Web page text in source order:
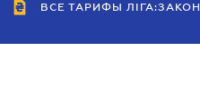
ВСЕ ТАРИФЫ ЛІГА:ЗАКОН